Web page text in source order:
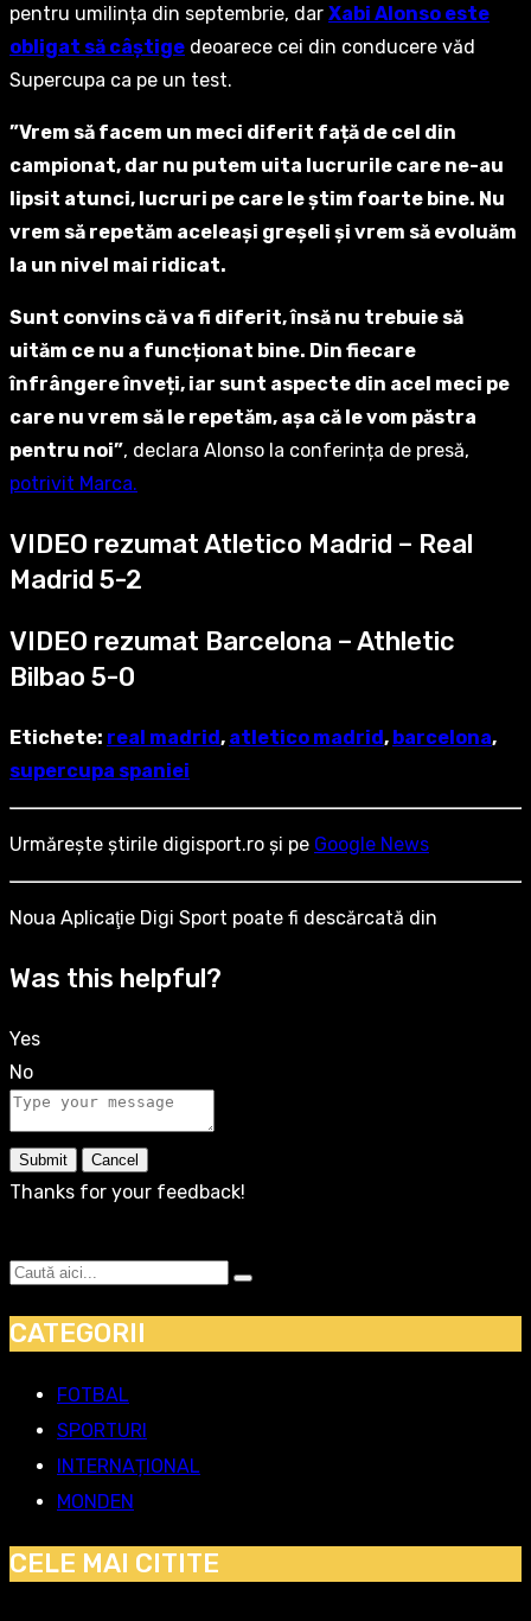
pentru umilința din septembrie, dar Xabi Alonso este
obligat să câștige deoarece cei din conducere văd
Supercupa ca pe un test.
”Vrem să facem un meci diferit față de cel din
campionat, dar nu putem uita lucrurile care ne-au
lipsit atunci, lucruri pe care le știm foarte bine. Nu
vrem să repetăm aceleași greșeli și vrem să evoluăm
la un nivel mai ridicat.
Sunt convins că va fi diferit, însă nu trebuie să
uităm ce nu a funcționat bine. Din fiecare
înfrângere înveți, iar sunt aspecte din acel meci pe
care nu vrem să le repetăm, așa că le vom păstra
pentru noi”, declara Alonso la conferința de presă,
potrivit Marca.
VIDEO rezumat Atletico Madrid – Real
Madrid 5-2
VIDEO rezumat Barcelona – Athletic
Bilbao 5-0
Etichete: real madrid, atletico madrid, barcelona,
supercupa spaniei
Urmărește știrile digisport.ro și pe Google News
Noua Aplicaţie Digi Sport poate fi descărcată din
Was this helpful?
Yes
No
Submit Cancel
Thanks for your feedback!
CATEGORII
FOTBAL
SPORTURI
INTERNAȚIONAL
MONDEN
CELE MAI CITITE